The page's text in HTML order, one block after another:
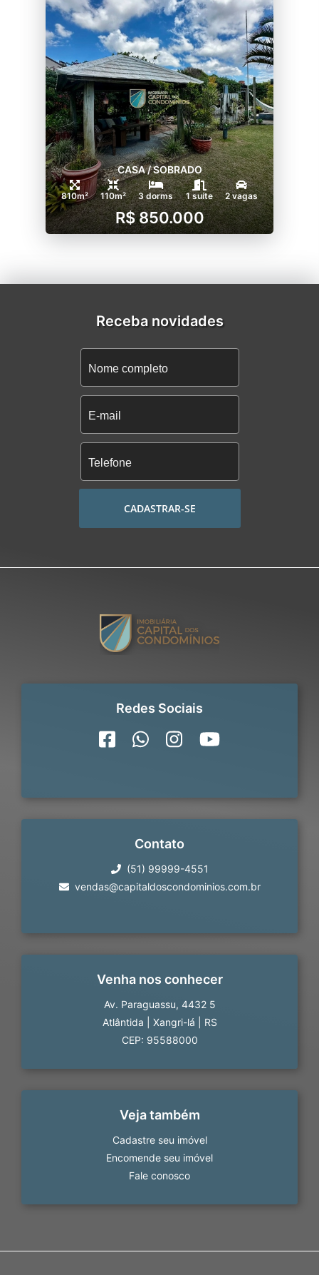
CASA / SOBRADO
810m² 110m² 3 dorms 1 suíte 2 vagas
R$ 850.000
Receba novidades
CADASTRAR-SE
Redes Sociais
Contato
(51) 99999-4551
vendas@capitaldoscondominios.com.br
Venha nos conhecer
Av. Paraguassu, 4432 5
Atlântida
Xangri-lá
RS
CEP: 95588000
Veja também
Cadastre seu imóvel
Encomende seu imóvel
Fale conosco